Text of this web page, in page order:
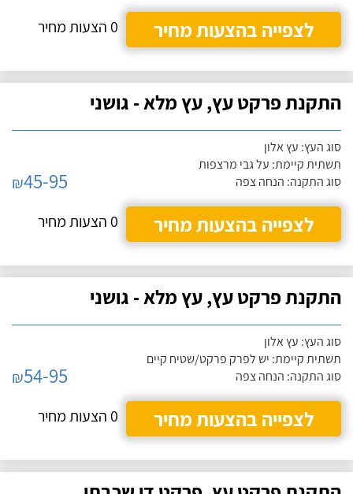
לצפייה בהצעות מחיר
0 הצעות מחיר
התקנת פרקט עץ, עץ מלא - גושני
סוג העץ: עץ אלון
תשתית קיימת: על גבי מרצפות
סוג התקנה: הנחה צפה
₪45-95
לצפייה בהצעות מחיר
0 הצעות מחיר
התקנת פרקט עץ, עץ מלא - גושני
סוג העץ: עץ אלון
תשתית קיימת: יש לפרק פרקט/שטיח קיים
סוג התקנה: הנחה צפה
₪54-95
לצפייה בהצעות מחיר
0 הצעות מחיר